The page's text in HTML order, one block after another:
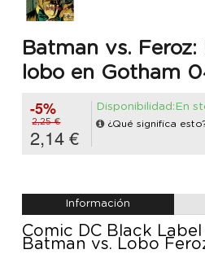
Batman vs.
lobo en Gotham
-5%
2,25 €
2,14 €
Disponibilidad:En
¿Qué significa
Información
Comic DC Black Label
Batman vs. Lobo